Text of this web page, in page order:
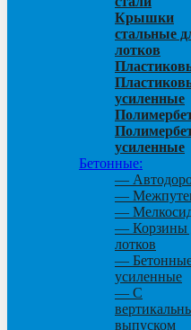
Крышки
стальные
лотков
усиленные
усиленные
Бетонные:
—
—
—
— Корзины
лотков
—
усиленные
— С
выпуском